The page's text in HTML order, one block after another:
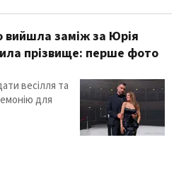
заміж за Юрія
прізвище: перше фото
весілля та
для